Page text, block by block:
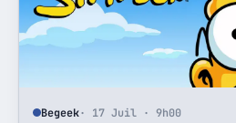
Begeek· 17 Juil · 9h00